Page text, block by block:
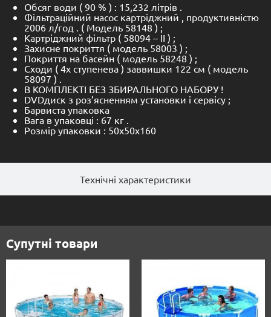
Технічні характеристики
Обсяг води ( 90 % ) : 15,232 літрів .
Фільтраційний насос картріджний , продуктивністю
2006 л/год . ( Модель 58148 ) ;
Картріджний фільтр ( 58094 – II ) ;
Захисне покриття ( модель 58003 ) ;
Покриття на басейн ( модель 58248 ) ;
Сходи ( 4х ступенева ) заввишки 122 см ( модель
58097 ) .
В КОМПЛЕКТІ БЕЗ ЗБИРАЛЬНОГО НАБОРУ !
DVDдиск з роз’ясненням установки і сервісу ;
Барвиста упаковка
Вага в упаковці : 67 кг .
Розмір упаковки : 50х50х160
Супутні товари